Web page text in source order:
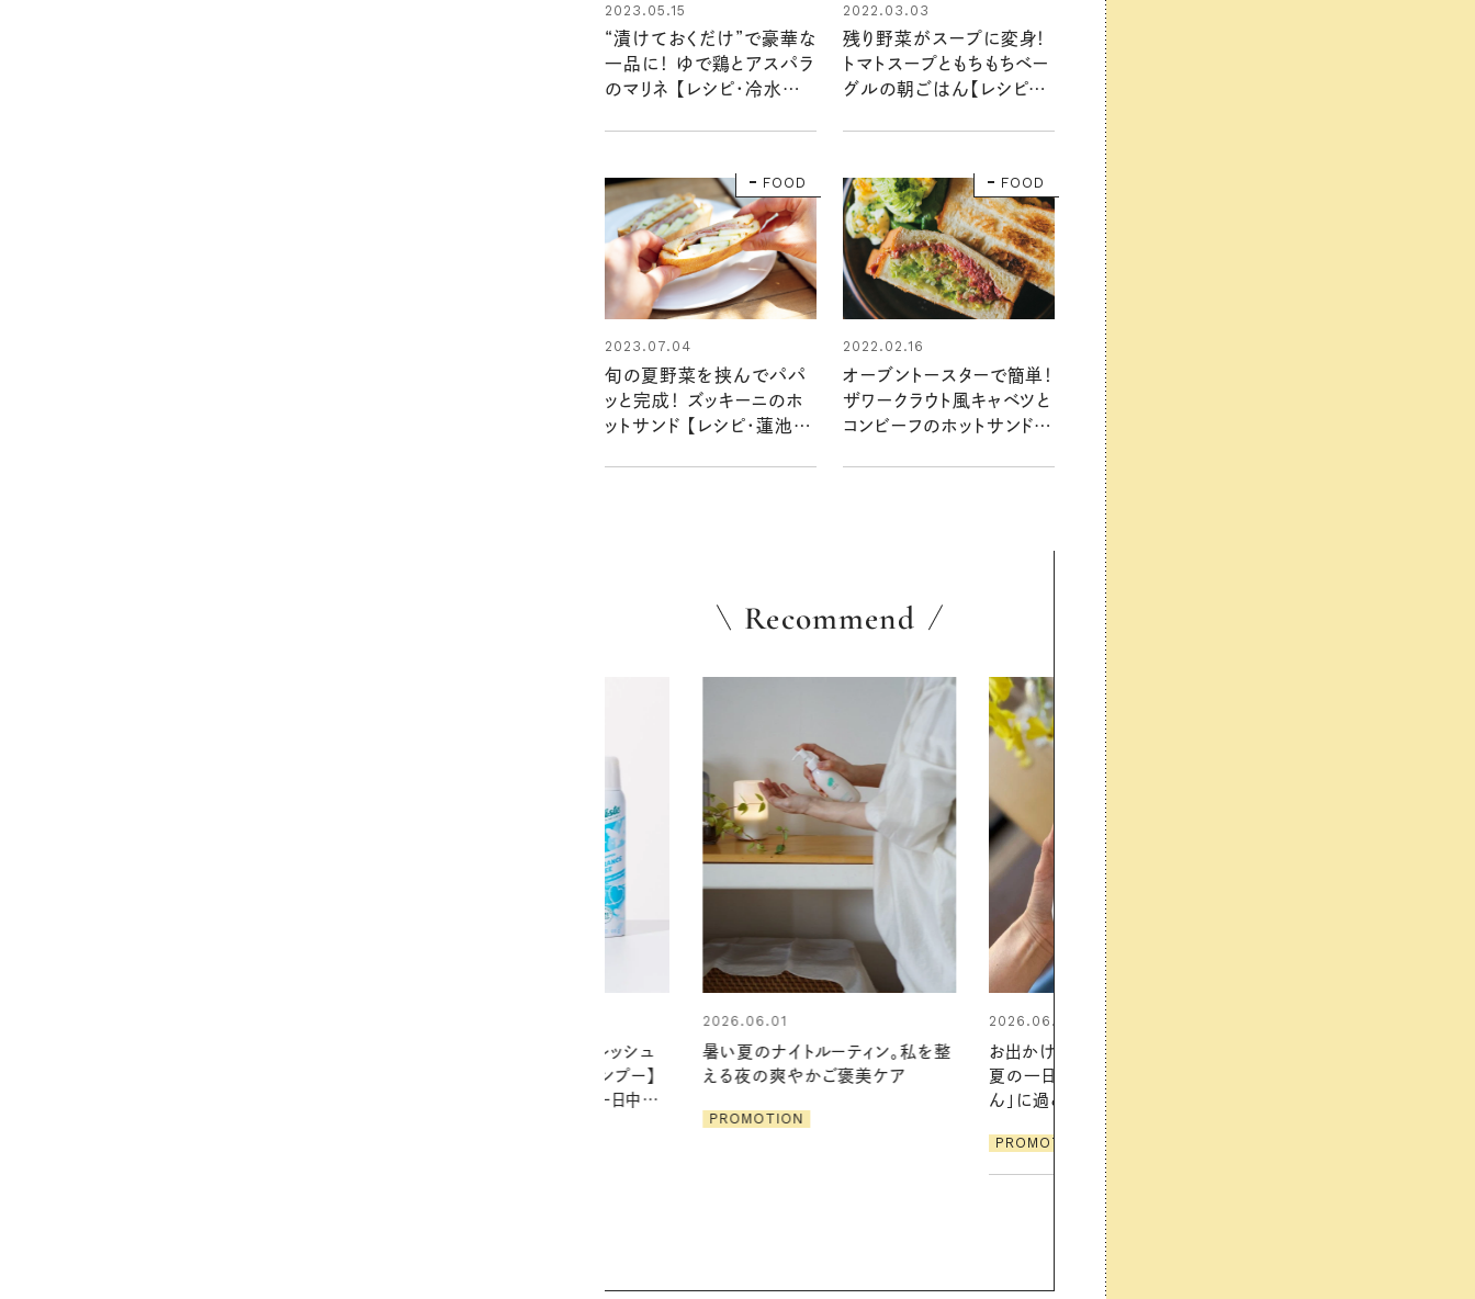
2023.05.15
“漬けておくだけ”で豪華な
一品に！ ゆで鶏とアスパラ
のマリネ 【レシピ・冷水希
2022.03.03
残り野菜がスープに変身！
トマトスープともちもちベー
グルの朝ごはん【レシピ・
FOOD
2023.07.04
旬の夏野菜を挟んでパパ
ッと完成！ ズッキーニのホ
ットサンド 【レシピ・蓮池陽
FOOD
2022.02.16
オーブントースターで簡単！
ザワークラウト風キャベツと
コンビーフのホットサンドイ
Recommend
暑い夏のナイトルーティン。私を整
える夜の爽やかご褒美ケア
2026.06.01
お出かけ前のひと手間で変わる、
夏の一日。汗ばむ季節を「ごきげ
2026.07.21
【高山都さんが楽しむデンマーク
発・ベーリングの腕時計】 アクセサ
リーとの重ねづけも素敵な大人の